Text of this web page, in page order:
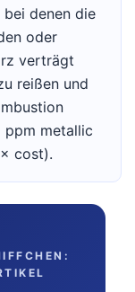
bei denen die
oder
verträgt
reißen und
ppm metallic
cost).